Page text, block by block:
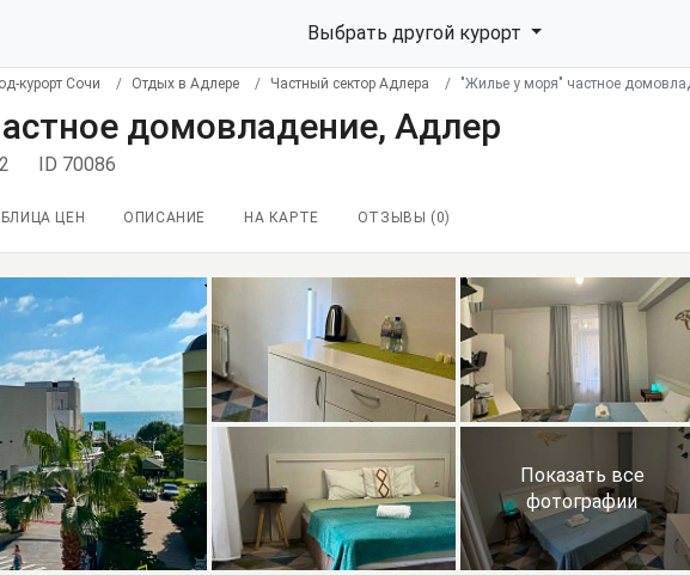
Выбрать другой курорт
курорт Сочи Отдых в Адлере Частный сектор Адлера "Жилье у моря" частное
домовладение, Адлер
ID 70086
ЦЕН ОПИСАНИЕ НА КАРТЕ ОТЗЫВЫ ( 0)
Показать все
фотографии